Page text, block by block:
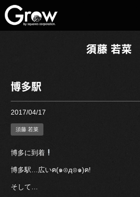
須藤 若菜
博多駅
2017/04/17
須藤 若菜
博多に到着
博多駅…広いฅ(๑⊙д⊙๑)ฅ!
そして…